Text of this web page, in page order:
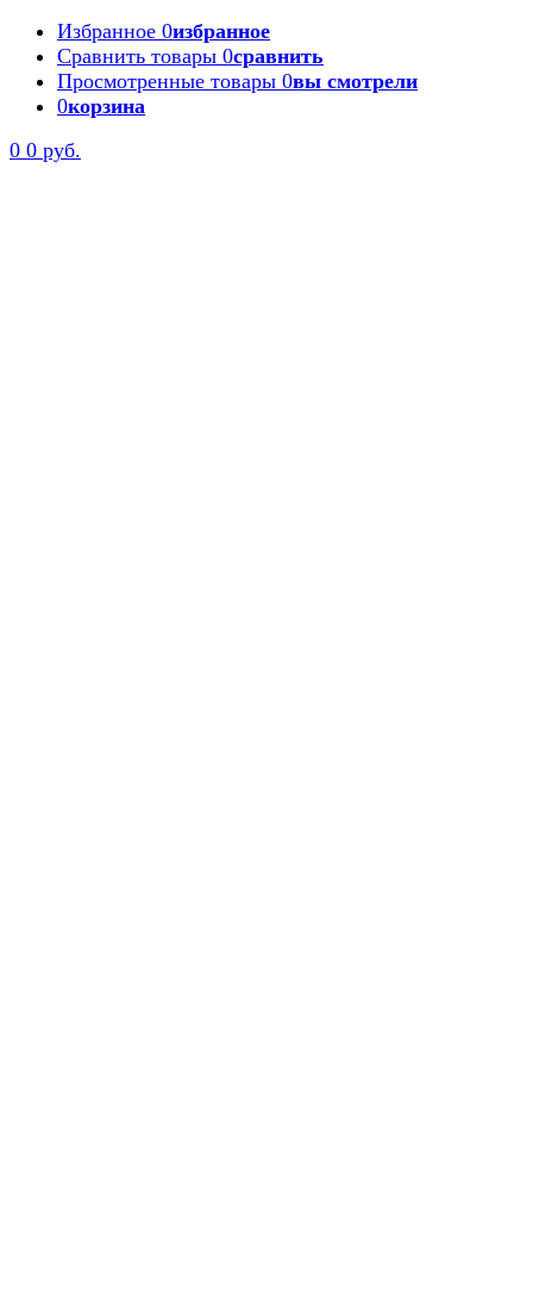
Избранное 0избранное
Сравнить товары 0сравнить
Просмотренные товары 0вы смотрели
0корзина
0 0 руб.